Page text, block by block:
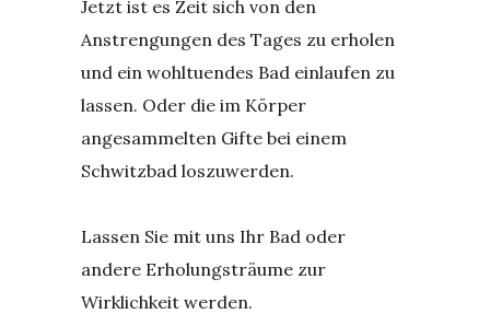
Jetzt ist es Zeit sich von den
Anstrengungen des Tages zu erholen
und ein wohltuendes Bad einlaufen zu
lassen. Oder die im Körper
angesammelten Gifte bei einem
Schwitzbad loszuwerden.
Lassen Sie mit uns Ihr Bad oder
andere Erholungsträume zur
Wirklichkeit werden.